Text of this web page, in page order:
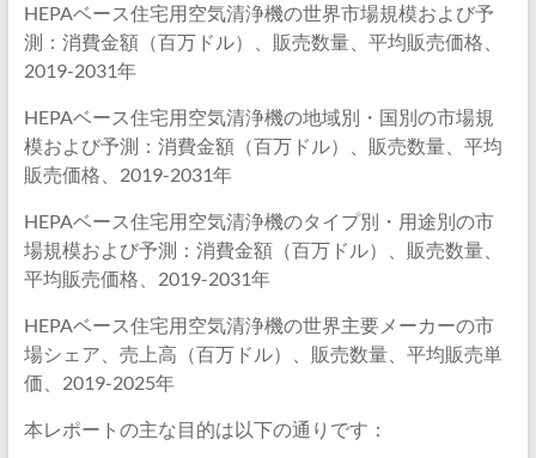
HEPAベース住宅用空気清浄機の世界市場規模および予
測：消費金額（百万ドル）、販売数量、平均販売価格、
2019-2031年
HEPAベース住宅用空気清浄機の地域別・国別の市場規
模および予測：消費金額（百万ドル）、販売数量、平均
販売価格、2019-2031年
HEPAベース住宅用空気清浄機のタイプ別・用途別の市
場規模および予測：消費金額（百万ドル）、販売数量、
平均販売価格、2019-2031年
HEPAベース住宅用空気清浄機の世界主要メーカーの市
場シェア、売上高（百万ドル）、販売数量、平均販売単
価、2019-2025年
本レポートの主な目的は以下の通りです：